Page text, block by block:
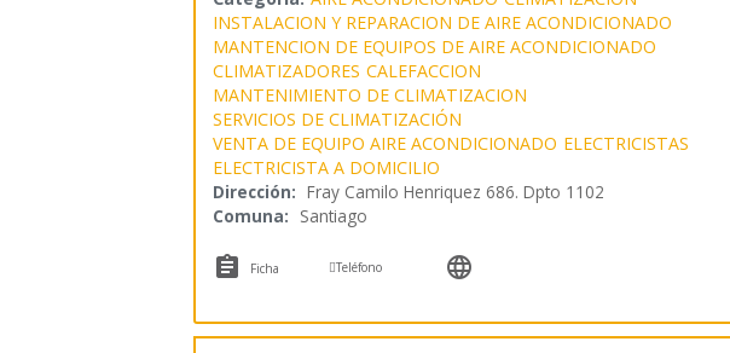
INSTALACION Y REPARACION DE AIRE ACONDICIONADO
MANTENCION DE EQUIPOS DE AIRE ACONDICIONADO
CLIMATIZADORES CALEFACCION
MANTENIMIENTO DE CLIMATIZACION
SERVICIOS DE CLIMATIZACIÓN
VENTA DE EQUIPO AIRE ACONDICIONADO ELECTRICISTAS
ELECTRICISTA A DOMICILIO
Dirección: Fray Camilo Henriquez 686. Dpto 1102
Comuna: Santiago
 Ficha Teléfono 